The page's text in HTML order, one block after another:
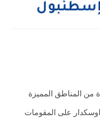
المناطق المميزة
على المقومات